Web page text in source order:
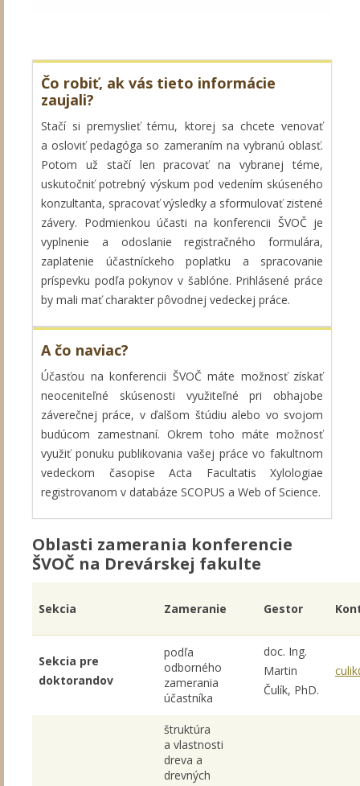
Čo robiť, ak vás tieto informácie
zaujali?
Stačí si premyslieť tému, ktorej sa chcete venovať
a osloviť pedagóga so zameraním na vybranú oblasť.
Potom už stačí len pracovať na vybranej téme,
uskutočniť potrebný výskum pod vedením skúseného
konzultanta, spracovať výsledky a sformulovať zistené
závery. Podmienkou účasti na konferencii ŠVOČ je
vyplnenie a odoslanie registračného formulára,
zaplatenie účastníckeho poplatku a spracovanie
príspevku podľa pokynov v šablóne. Prihlásené práce
by mali mať charakter pôvodnej vedeckej práce.
A čo naviac?
Účasťou na konferencii ŠVOČ máte možnosť získať
neoceniteľné skúsenosti využiteľné pri obhajobe
záverečnej práce, v ďalšom štúdiu alebo vo svojom
budúcom zamestnaní. Okrem toho máte možnosť
využiť ponuku publikovania vašej práce vo fakultnom
vedeckom časopise Acta Facultatis Xylologiae
registrovanom v databáze SCOPUS a Web of Science.
Oblasti zamerania konferencie
ŠVOČ na Drevárskej fakulte
Sekcia Zameranie Gestor
Sekcia pre
doktorandov
podľa
odborného
zamerania
účastníka
doc. Ing.
Martin
Čulík, PhD.
štruktúra
a vlastnosti
dreva a
drevných